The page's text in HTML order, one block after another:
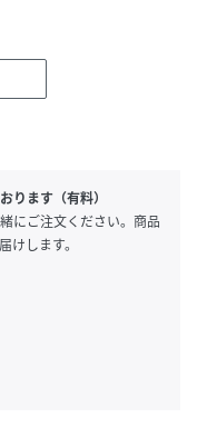
ります（有料）
にご注文ください。商品
けします。